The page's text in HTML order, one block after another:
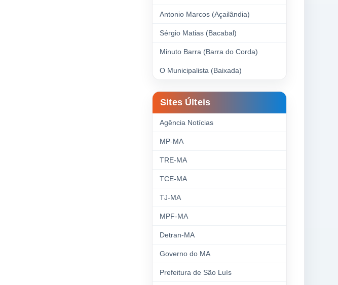
Antonio Marcos (Açailândia)
Sérgio Matias (Bacabal)
Minuto Barra (Barra do Corda)
O Municipalista (Baixada)
Sites Últeis
Agência Notícias
MP-MA
TRE-MA
TCE-MA
TJ-MA
MPF-MA
Detran-MA
Governo do MA
Prefeitura de São Luís